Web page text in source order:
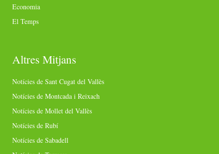
Economia
El Temps
Altres Mitjans
Notícies de Sant Cugat del Vallès
Notícies de Montcada i Reixach
Notícies de Mollet del Vallès
Notícies de Rubí
Notícies de Sabadell